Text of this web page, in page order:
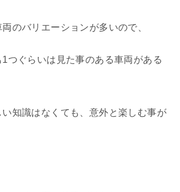
のバリエーションが多いので、
つぐらいは見た事のある車両がある
知識はなくても、意外と楽しむ事が